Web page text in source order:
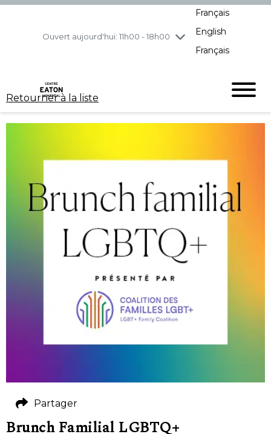
Ouvert aujourd'hui: 11h00 - 18h00
vendredi7/31
10h00 - 21h00
Français
English
Français
Retourner à la liste
Brunch Familial LGBTQ+
Partager